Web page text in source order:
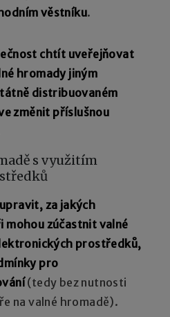
věstníku.
chtít uveřejňovat
hromady jiným
distribuovaném
změnit příslušnou
s využitím
za jakých
mohou zúčastnit valné
prostředků,
pro
(tedy bez nutnosti
na valné hromadě).